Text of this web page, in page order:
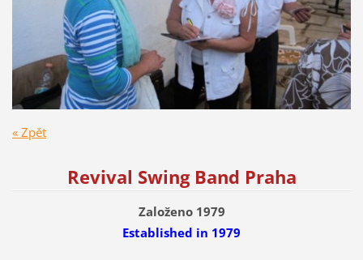
« Zpět
Revival Swing Band Praha
Založeno 1979
Established in 1979